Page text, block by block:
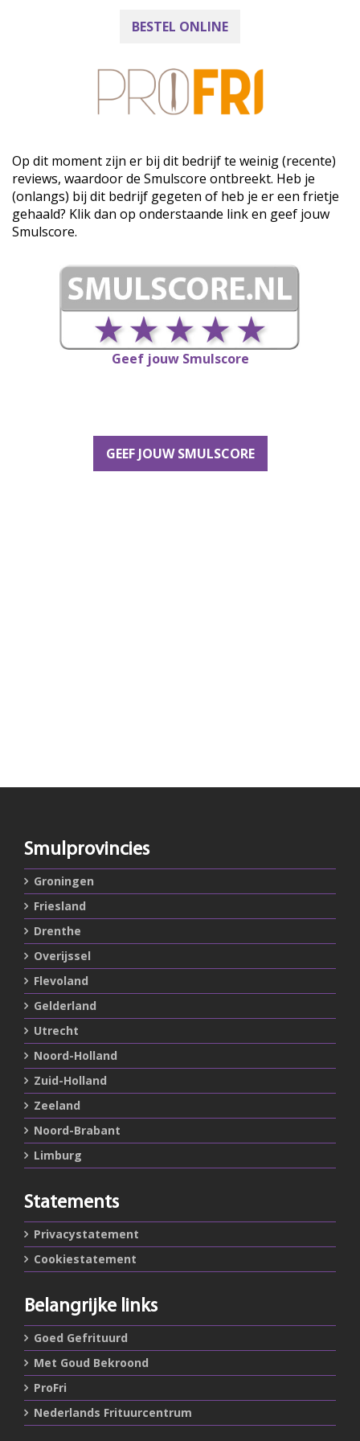
BESTEL ONLINE
Op dit moment zijn er bij dit bedrijf te weinig (recente)
reviews, waardoor de Smulscore ontbreekt. Heb je
(onlangs) bij dit bedrijf gegeten of heb je er een frietje
gehaald? Klik dan op onderstaande link en geef jouw
Smulscore.
Geef jouw Smulscore
GEEF JOUW SMULSCORE
Smulprovincies
Groningen
Friesland
Drenthe
Overijssel
Flevoland
Gelderland
Utrecht
Noord-Holland
Zuid-Holland
Zeeland
Noord-Brabant
Limburg
Statements
Privacystatement
Cookiestatement
Belangrijke links
Goed Gefrituurd
Met Goud Bekroond
ProFri
Nederlands Frituurcentrum